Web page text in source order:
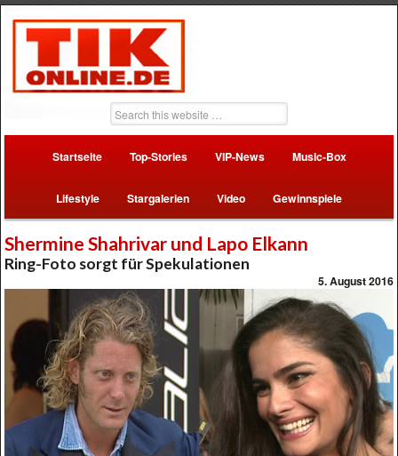
Startseite Top-Stories VIP-News Music-Box
Lifestyle Stargalerien Video Gewinnspiele
Shermine Shahrivar und Lapo Elkann
Ring-Foto sorgt für Spekulationen
5. August 2016